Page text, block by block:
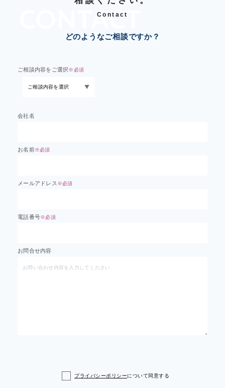
Contact
どのようなご相談ですか？
ご相談内容をご選択※必須
会社名
お名前※必須
メールアドレス ※必須
電話番号※必須
お問合せ内容
プライバシーポリシーについて同意する